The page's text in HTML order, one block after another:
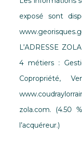
exposé sont
L’ADRESSE
4 métiers :
Copropriété,
zola.com. (4.50
l’acquéreur.)